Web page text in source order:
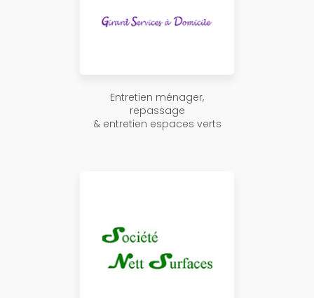
Entretien ménager,
repassage
& entretien espaces verts